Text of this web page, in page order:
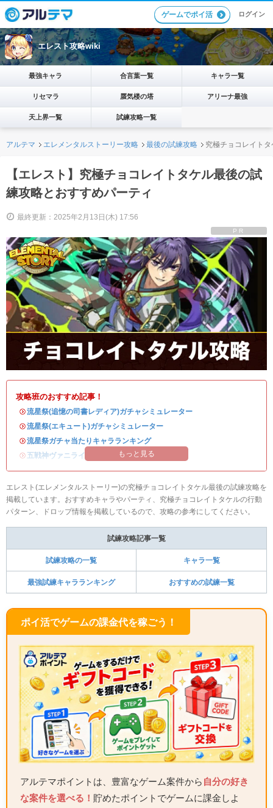
ゲームでポイ活 ログイン
エレスト攻略wiki
最強キャラ 合言葉一覧 キャラ一覧
リセマラ 蜃気楼の塔 アリーナ最強
天上界一覧 試練攻略一覧
アルテマ エレメンタルストーリー攻略 最後の試練攻略 究極チョコレイト
【エレスト】究極チョコレイトタケル最後の試
練攻略とおすすめパーティ
最終更新：2025年2月13日(木) 17:56
PR
攻略班のおすすめ記事！
・流星祭(追憶の司書レディア)ガチャシミュレーター
・流星祭(エキュート)ガチャシミュレーター
・流星祭ガチャ当たりキャラランキング
・ 五戦神ヴァニライベントまとめもっと見る
エレスト(エレメンタルストーリー)の究極チョコレイトタケル最後の試練攻略を
掲載しています。おすすめキャラやパーティ、究極チョコレイトタケルの行動
パターン、ドロップ情報を掲載しているので、攻略の参考にしてください。
試練攻略記事一覧
試練攻略の一覧 キャラ一覧
最強試練キャラランキング おすすめの試練一覧
ポイ活でゲームの課金代を稼ごう！
アルテマポイントは、豊富なゲーム案件から 自分の好き
な案件を選べる！ 貯めたポイントでゲームに課金しよ